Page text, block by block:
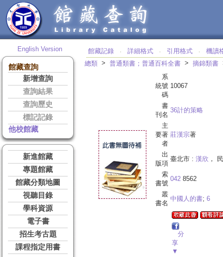
English Version
館藏查詢
新增查詢
查詢結果
查詢歷史
標記記錄
他校館藏
新進館藏
專題館藏
館藏分類地圖
視聽目錄
學科資源
電子書
招生考古題
課程指定用書
館藏記錄 ‧ 詳細格式 ‧ 引用格式 ‧
機讀
總類 > 普通類書；普通百科全書 > 摘錦類書
系
統號
碼
10067
書
刊名
36計的策略
主
要著
者
莊漢宗著
出
版項
臺北市 : 漢欣 ，
索
書號
042 8562
叢
書名
中國人的書; 6
分
享
▼